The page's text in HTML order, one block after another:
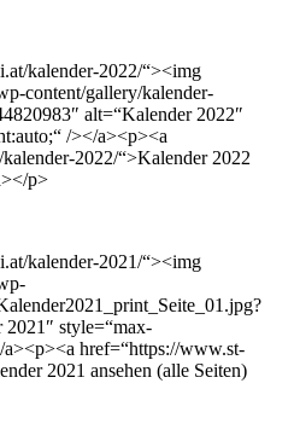
kalender-2022/“><img
content/gallery/kalender-
alt=“Kalender 2022″
/></a><p><a
2022/“>Kalender 2022
p>
kalender-2021/“><img
style=“max-
href=“https://www.st-
2021 ansehen (alle Seiten)